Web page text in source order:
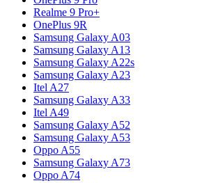
Realme 9 Pro+
OnePlus 9R
Samsung Galaxy A03
Samsung Galaxy A13
Samsung Galaxy A22s
Samsung Galaxy A23
Itel A27
Samsung Galaxy A33
Itel A49
Samsung Galaxy A52
Samsung Galaxy A53
Oppo A55
Samsung Galaxy A73
Oppo A74